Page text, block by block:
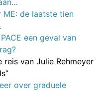
de laatste tien
een geval van
van Julie Rehmeyer
over graduele